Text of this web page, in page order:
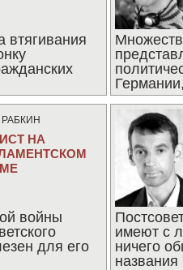
втягивания
НА
войны
для его
имеют с
ничего
названия